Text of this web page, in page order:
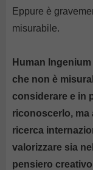
Eppure è
misurabile.
Human
che non è
considerare e in
riconoscerlo, ma
ricerca
valorizzare sia
pensiero